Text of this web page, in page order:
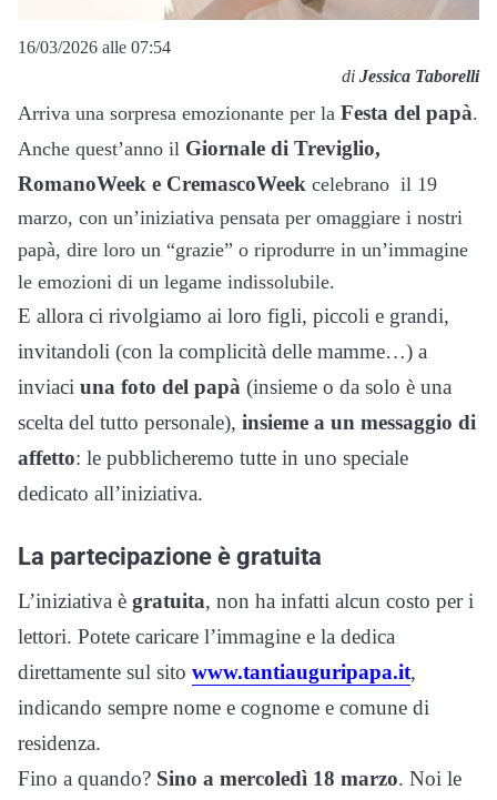
16/03/2026 alle 07:54
di Jessica Taborelli
Arriva una sorpresa emozionante per la Festa del papà.
Anche quest’anno il Giornale di Treviglio,
RomanoWeek e CremascoWeek celebrano il 19
marzo, con un’iniziativa pensata per omaggiare i nostri
papà, dire loro un “grazie” o riprodurre in un’immagine
le emozioni di un legame indissolubile.
E allora ci rivolgiamo ai loro figli, piccoli e grandi,
invitandoli (con la complicità delle mamme…) a
inviaci una foto del papà (insieme o da solo è una
scelta del tutto personale), insieme a un messaggio di
affetto: le pubblicheremo tutte in uno speciale
dedicato all’iniziativa.
La partecipazione è gratuita
L’iniziativa è gratuita, non ha infatti alcun costo per i
lettori. Potete caricare l’immagine e la dedica
direttamente sul sito www.tantiauguripapa.it,
indicando sempre nome e cognome e comune di
residenza.
Fino a quando? Sino a mercoledì 18 marzo. Noi le